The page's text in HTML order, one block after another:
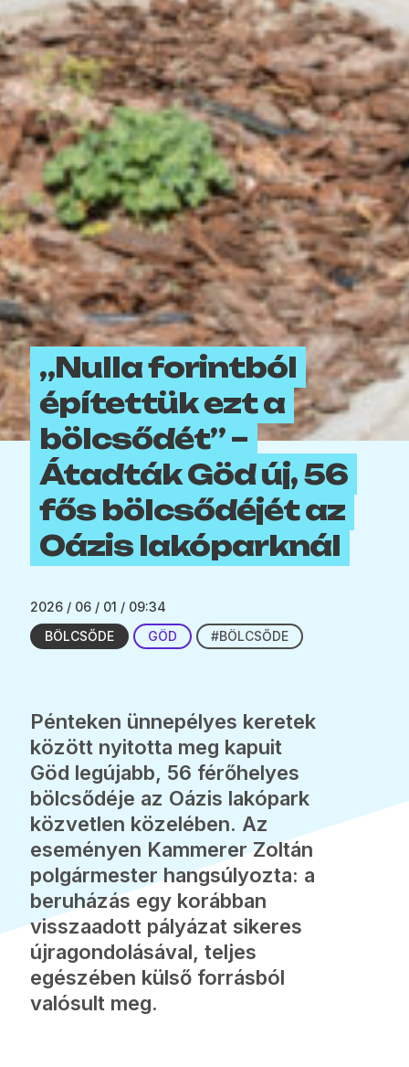
„Nulla forintból
építettük ezt a
bölcsődét” –
Átadták Göd új, 56
fős bölcsődéjét az
Oázis lakóparknál
2026 / 06 / 01 / 09:34
BÖLCSŐDE
GÖD #BÖLCSŐDE
Pénteken ünnepélyes keretek
között nyitotta meg kapuit
Göd legújabb, 56 férőhelyes
bölcsődéje az Oázis lakópark
közvetlen közelében. Az
eseményen Kammerer Zoltán
polgármester hangsúlyozta: a
beruházás egy korábban
visszaadott pályázat sikeres
újragondolásával, teljes
egészében külső forrásból
valósult meg.